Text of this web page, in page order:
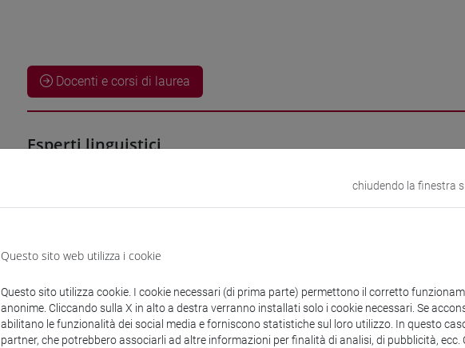
Docenti e corsi di laurea
Esperti linguistici
Materiali didattici
Materiali su Moodle
chiudendo la finestra
Questo sito web utilizza i cookie
Questo sito utilizza cookie. I cookie necessari (di prima parte) permettono il corretto
anonime. Cliccando sulla X in alto a destra verranno installati solo i cookie necessari. Se
abilitano le funzionalità dei social media e forniscono statistiche sul loro utilizzo. In questo
partner, che potrebbero associarli ad altre informazioni per finalità di analisi, di pubblicità, ecc.